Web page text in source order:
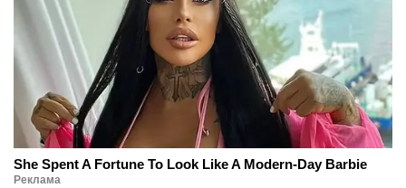
She Spent A Fortune To Look Like A Modern-Day Barbie
Реклама